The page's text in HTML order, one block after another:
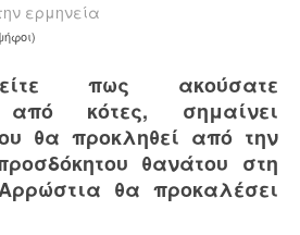
ερμηνεία
πως ακούσατε
από κότες, σημαίνει
θα προκληθεί από την
θανάτου στη
θα προκαλέσει